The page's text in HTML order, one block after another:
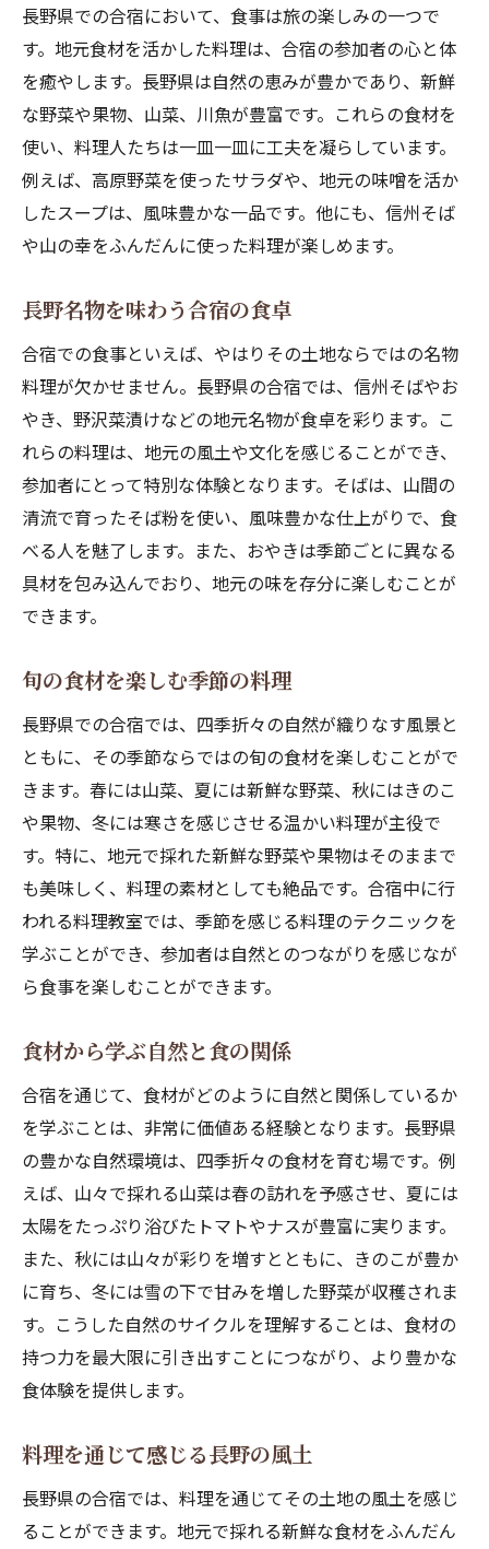
長野県での合宿において、食事は旅の楽しみの一つで
す。地元食材を活かした料理は、合宿の参加者の心と体
を癒やします。長野県は自然の恵みが豊かであり、新鮮
な野菜や果物、山菜、川魚が豊富です。これらの食材を
使い、料理人たちは一皿一皿に工夫を凝らしています。
例えば、高原野菜を使ったサラダや、地元の味噌を活か
したスープは、風味豊かな一品です。他にも、信州そば
や山の幸をふんだんに使った料理が楽しめます。
長野名物を味わう合宿の食卓
合宿での食事といえば、やはりその土地ならではの名物
料理が欠かせません。長野県の合宿では、信州そばやお
やき、野沢菜漬けなどの地元名物が食卓を彩ります。こ
れらの料理は、地元の風土や文化を感じることができ、
参加者にとって特別な体験となります。そばは、山間の
清流で育ったそば粉を使い、風味豊かな仕上がりで、食
べる人を魅了します。また、おやきは季節ごとに異なる
具材を包み込んでおり、地元の味を存分に楽しむことが
できます。
旬の食材を楽しむ季節の料理
長野県での合宿では、四季折々の自然が織りなす風景と
ともに、その季節ならではの旬の食材を楽しむことがで
きます。春には山菜、夏には新鮮な野菜、秋にはきのこ
や果物、冬には寒さを感じさせる温かい料理が主役で
す。特に、地元で採れた新鮮な野菜や果物はそのままで
も美味しく、料理の素材としても絶品です。合宿中に行
われる料理教室では、季節を感じる料理のテクニックを
学ぶことができ、参加者は自然とのつながりを感じなが
ら食事を楽しむことができます。
食材から学ぶ自然と食の関係
合宿を通じて、食材がどのように自然と関係しているか
を学ぶことは、非常に価値ある経験となります。長野県
の豊かな自然環境は、四季折々の食材を育む場です。例
えば、山々で採れる山菜は春の訪れを予感させ、夏には
太陽をたっぷり浴びたトマトやナスが豊富に実ります。
また、秋には山々が彩りを増すとともに、きのこが豊か
に育ち、冬には雪の下で甘みを増した野菜が収穫されま
す。こうした自然のサイクルを理解することは、食材の
持つ力を最大限に引き出すことにつながり、より豊かな
食体験を提供します。
料理を通じて感じる長野の風土
長野県の合宿では、料理を通じてその土地の風土を感じ
ることができます。地元で採れる新鮮な食材をふんだん